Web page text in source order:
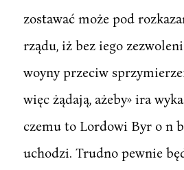
zostawać może pod
rządu, iż bez iego
woyny przeciw
więc żądają, ażeby» ira
czemu to Lordowi Byr o n
uchodzi. Trudno pewnie